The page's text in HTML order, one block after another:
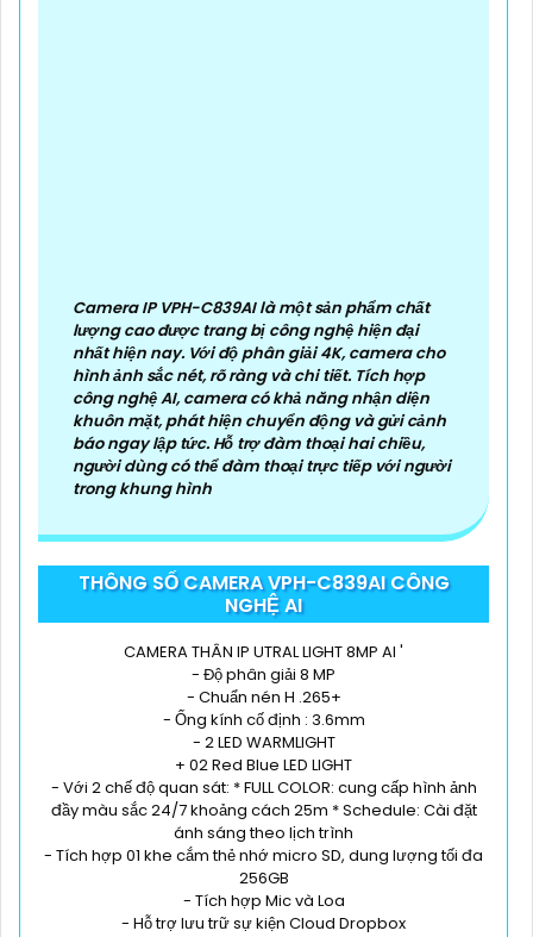
Camera IP VPH-C839AI là một sản phẩm chất
lượng cao được trang bị công nghệ hiện đại
nhất hiện nay. Với độ phân giải 4K, camera cho
hình ảnh sắc nét, rõ ràng và chi tiết. Tích hợp
công nghệ AI, camera có khả năng nhận diện
khuôn mặt, phát hiện chuyển động và gửi cảnh
báo ngay lập tức. Hỗ trợ đàm thoại hai chiều,
người dùng có thể đàm thoại trực tiếp với người
trong khung hình
THÔNG SỐ CAMERA VPH-C839AI CÔNG
NGHỆ AI
CAMERA THÂN IP UTRAL LIGHT 8MP AI '
- Độ phân giải 8 MP
- Chuẩn nén H .265+
- Ống kính cố định : 3.6mm
- 2 LED WARMLIGHT
+ 02 Red Blue LED LIGHT
- Với 2 chế độ quan sát: * FULL COLOR: cung cấp hình ảnh
đầy màu sắc 24/7 khoảng cách 25m * Schedule: Cài đặt
ánh sáng theo lịch trình
- Tích hợp 01 khe cắm thẻ nhớ micro SD, dung lượng tối đa
256GB
- Tích hợp Mic và Loa
- Hỗ trợ lưu trữ sự kiện Cloud Dropbox